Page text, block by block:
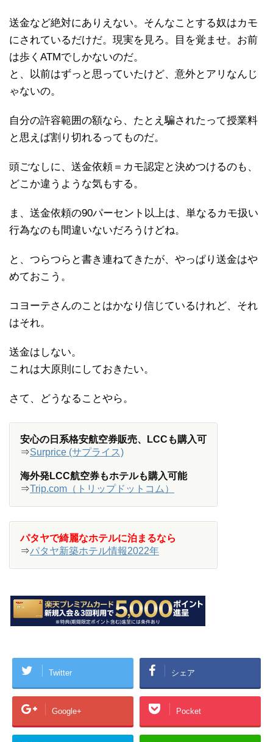
送金など絶対にありえない。そんなことする奴はカモ
にされているだけだ。現実を見ろ。目を覚ませ。お前
は歩くATMでしかないのだ。
と、以前はずっと思っていたけど、意外とアリなんじ
ゃないの。
自分の許容範囲の額なら、たとえ騙されたって授業料
と思えば割り切れるってものだ。
頭ごなしに、送金依頼＝カモ認定と決めつけるのも、
どこか違うような気もする。
ま、送金依頼の90パーセント以上は、単なるカモ扱い
行為なのも間違いないだろうけどね。
と、つらつらと書き連ねてきたが、やっぱり送金はや
めておこう。
コヨーテさんのことはかなり信じているけれど、それ
はそれ。
送金はしない。
これは大原則にしておきたい。
さて、どうなることやら。
安心の日系格安航空券販売、LCCも購入可
⇒Surprice (サプライス)
海外発LCC航空券もホテルも購入可能
⇒Trip.com（トリップドットコム）
パタヤで綺麗なホテルに泊まるなら
⇒パタヤ新築ホテル情報2022年
Twitter シェア
Google+ Pocket